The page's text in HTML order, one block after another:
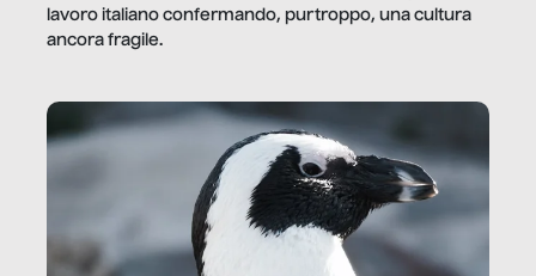
lavoro italiano confermando, purtroppo, una cultura
ancora fragile.